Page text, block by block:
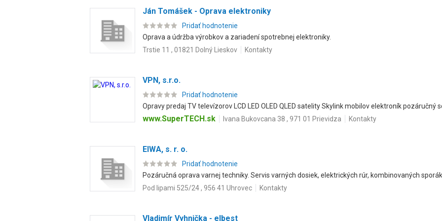
Ján Tomášek - Oprava elektroniky
Pridať hodnotenie
Oprava a údržba výrobkov a zariadení spotrebnej elektroniky.
Trstie 11 , 01821 Dolný Lieskov
Kontakty
VPN, s.r.o.
Pridať hodnotenie
Opravy predaj TV televízorov LCD LED OLED QLED satelity Skylink mobilov elektroník pozáručný
www.SuperTECH.sk Ivana Bukovcana 38 , 971 01 Prievidza Kontakty
EIWA, s. r. o.
Pridať hodnotenie
Pozáručná oprava varnej techniky. Servis varných dosiek, elektrických rúr, kombinovaných
Pod lipami 525/24 , 956 41 Uhrovec
Kontakty
Vladimír Vyhnička - elbest